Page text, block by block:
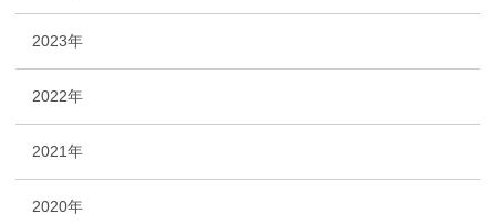
2023年
2022年
2021年
2020年